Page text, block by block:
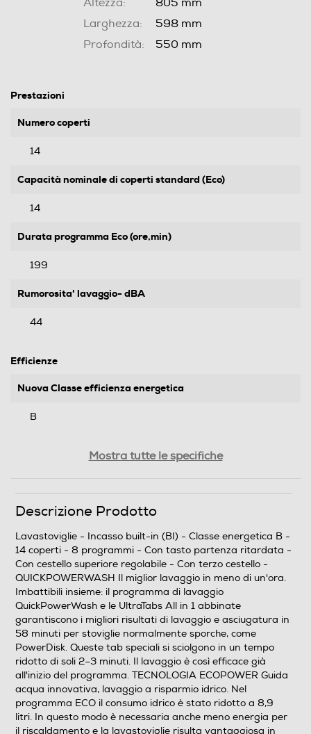
Altezza:
805 mm
Larghezza:
598 mm
Profondità:
550 mm
Prestazioni
Numero coperti
14
Capacità nominale di coperti standard (Eco)
14
Durata programma Eco (ore,min)
199
Rumorosita' lavaggio- dBA
44
Efficienze
Nuova Classe efficienza energetica
B
Consumi
Consumo acqua in litri
8,4
Consumo acqua per ciclo Eco (litri)
8,4
Consumo energetico in Kwh
0,64
Consumo di energia del programma eco (kwh/100 cicli)
Mostra tutte le specifiche
Descrizione Prodotto
Lavastoviglie - Incasso built-in (BI) - Classe energetica B -
14 coperti - 8 programmi - Con tasto partenza ritardata -
Con cestello superiore regolabile - Con terzo cestello -
QUICKPOWERWASH Il miglior lavaggio in meno di un'ora.
Imbattibili insieme: il programma di lavaggio
QuickPowerWash e le UltraTabs All in 1 abbinate
garantiscono i migliori risultati di lavaggio e asciugatura in
58 minuti per stoviglie normalmente sporche, come
PowerDisk. Queste tab speciali si sciolgono in un tempo
ridotto di soli 2–3 minuti. Il lavaggio è così efficace già
all'inizio del programma. TECNOLOGIA ECOPOWER Guida
acqua innovativa, lavaggio a risparmio idrico. Nel
programma ECO il consumo idrico è stato ridotto a 8,9
litri. In questo modo è necessaria anche meno energia per
il riscaldamento e la lavastoviglie risulta vantaggiosa in